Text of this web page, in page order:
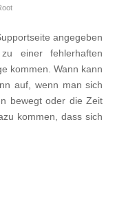
angegeben
einer fehlerhaften
kommen. Wann kann
auf, wenn man sich
bewegt oder die Zeit
kommen, dass sich